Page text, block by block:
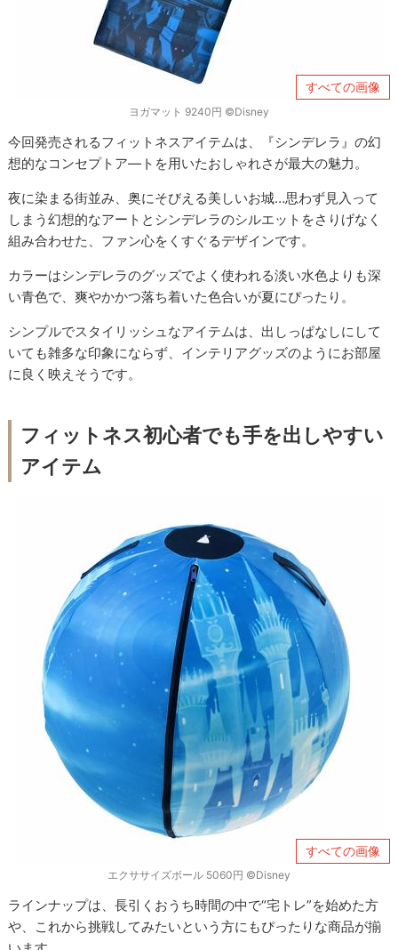
すべての画像
ヨガマット 9240円 ©Disney
今回発売されるフィットネスアイテムは、『シンデレラ』の幻
想的なコンセプトア―トを用いたおしゃれさが最大の魅力。
夜に染まる街並み、奥にそびえる美しいお城…思わず見入って
しまう幻想的なアートとシンデレラのシルエットをさりげなく
組み合わせた、ファン心をくすぐるデザインです。
カラーはシンデレラのグッズでよく使われる淡い水色よりも深
い青色で、爽やかかつ落ち着いた色合いが夏にぴったり。
シンプルでスタイリッシュなアイテムは、出しっぱなしにして
いても雑多な印象にならず、インテリアグッズのようにお部屋
に良く映えそうです。
フィットネス初心者でも手を出しやすい
アイテム
すべての画像
エクササイズボール 5060円 ©Disney
ラインナップは、長引くおうち時間の中で“宅トレ”を始めた方
や、これから挑戦してみたいという方にもぴったりな商品が揃